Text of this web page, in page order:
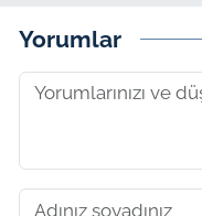
Yorumlar